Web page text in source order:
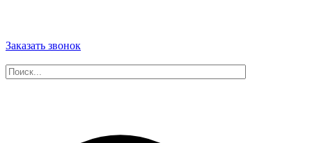
Заказать звонок